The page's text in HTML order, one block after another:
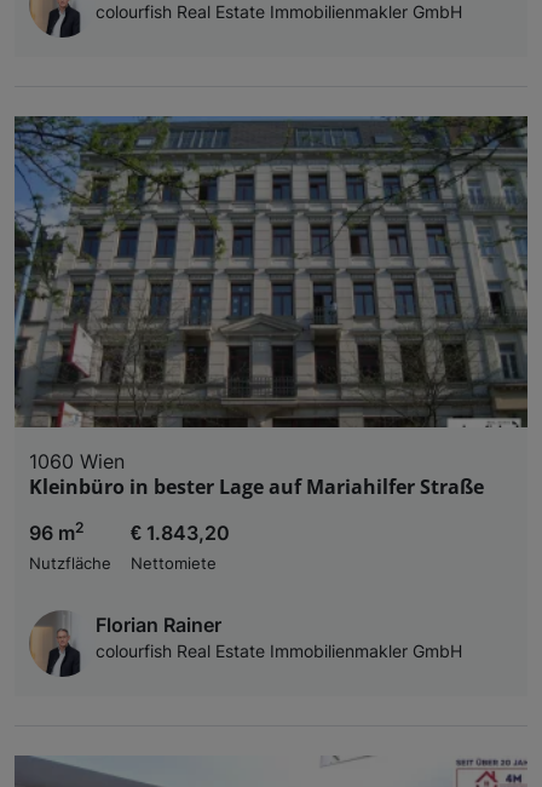
colourfish Real Estate Immobilienmakler GmbH
1060 Wien
Kleinbüro in bester Lage auf Mariahilfer Straße
96 m2
Nutzfläche
€ 1.843,20
Nettomiete
Florian Rainer
colourfish Real Estate Immobilienmakler GmbH